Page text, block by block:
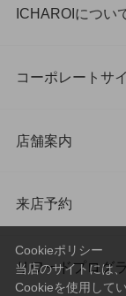
ICHAROIについ
コーポレートサ
店舗案内
来店予約
リワードプログ
Cookieポリシー
当店のサイトには
Cookieを使用して